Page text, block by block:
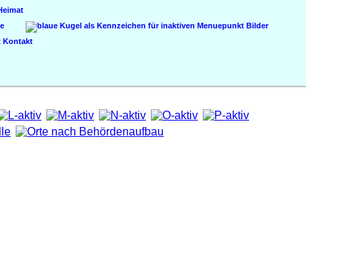
Bilder
Kontakt